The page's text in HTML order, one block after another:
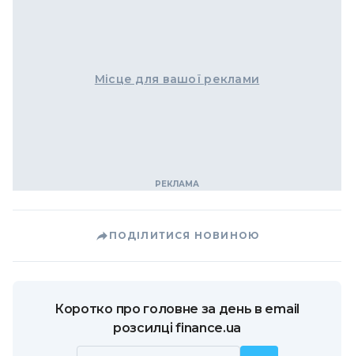
Місце для вашої реклами
ПОДІЛИТИСЯ НОВИНОЮ
Коротко про головне за день в email
розсилці finance.ua